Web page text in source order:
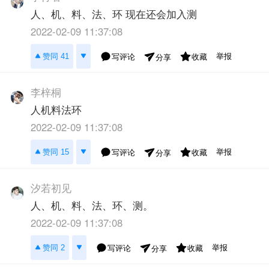
人、机、料、法、环 现在还会加入测
2022-02-09 11:37:08
赞同 41 写评论 分享 收藏 举报
李梓桐
人机料法环
2022-02-09 11:37:08
赞同 15 写评论 分享 收藏 举报
汐若初见
人、机、料、法、环、测。
2022-02-09 11:37:08
赞同 2 写评论 分享 收藏 举报